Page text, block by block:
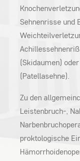
Sehnenrisse und
(Skidaumen)
(Patellasehne).
Zu den
Leistenbruch-,
proktologische